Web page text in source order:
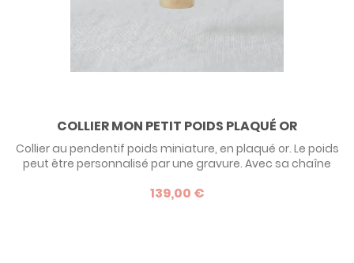
COLLIER MON PETIT POIDS PLAQUÉ OR
Collier au pendentif poids miniature, en plaqué or. Le poids
peut être personnalisé par une gravure. Avec sa chaîne
cadeau de naissance comme à sa maman en souvenir
139,00 €